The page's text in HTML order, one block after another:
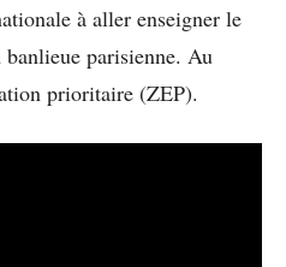
à aller enseigner le
parisienne. Au
prioritaire (ZEP).